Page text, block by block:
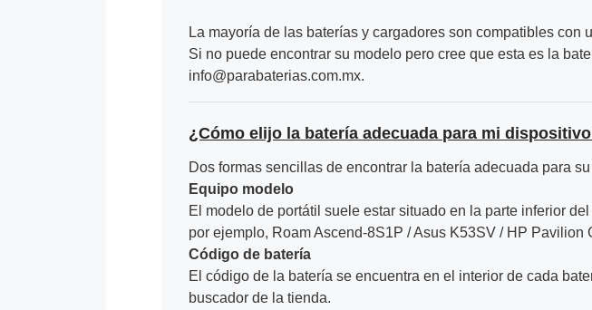
La mayoría de las baterías y cargadores son compatibles
Si no puede encontrar su modelo pero cree que esta es la
info@parabaterias.com.mx.
¿Cómo elijo la batería adecuada para mi
Dos formas sencillas de encontrar la batería adecuada para
Equipo modelo
El modelo de portátil suele estar situado en la parte inferior
por ejemplo, Roam Ascend-8S1P / Asus K53SV / HP Pavilion
Código de batería
El código de la batería se encuentra en el interior de cada
buscador de la tienda.